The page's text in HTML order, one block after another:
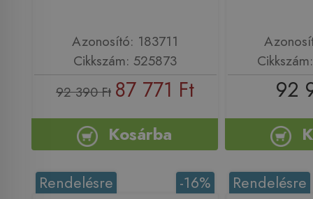
Azonosító: 183711
Cikkszám: 525873
92 390 Ft 87 771 Ft
Kosárba
92
-16%
Rendelésre Rendelésre